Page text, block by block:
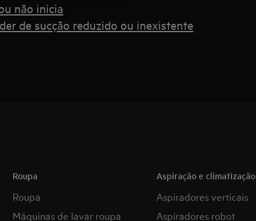
não inicia
de sucção reduzido ou inexistente
Roupa
Roupa
Máquinas de lavar roupa
Aspiração e climatização
Aspiradores verticais
Aspiradores robot